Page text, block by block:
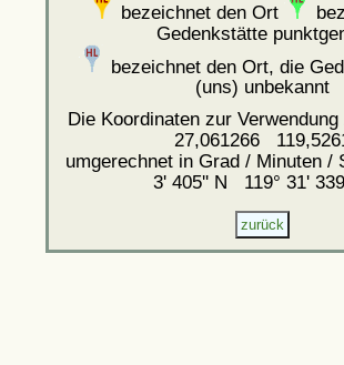
bezeichnet den Ort
Gedenkstätte
bezeichnet den Ort, die
(uns) unbekannt
Die Koordinaten zur
27,061266
umgerechnet in Grad / Minuten /
3' 405'' N 119° 31'